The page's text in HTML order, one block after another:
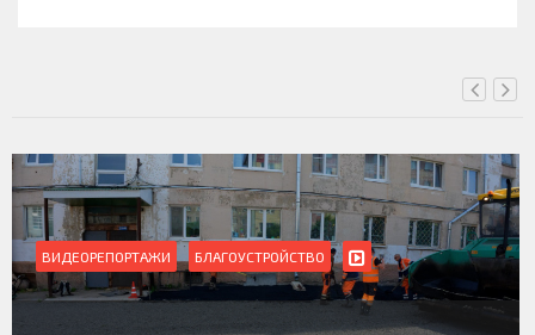
ВИДЕОРЕПОРТАЖИ БЛАГОУСТРОЙСТВО